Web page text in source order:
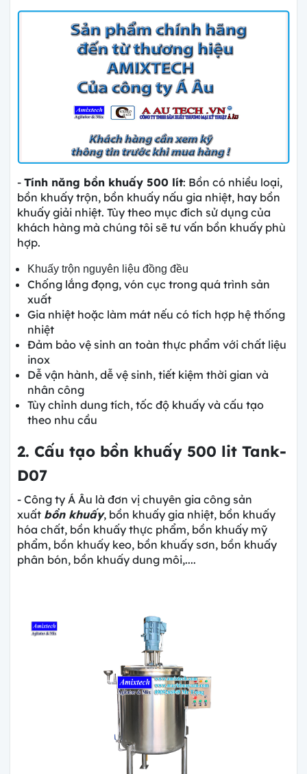
- Tính năng bồn khuấy 500 lít: Bồn có nhiều loại,
bồn khuấy trộn, bồn khuấy nấu gia nhiệt, hay bồn
khuấy giải nhiệt. Tùy theo mục đích sử dụng của
khách hàng mà chúng tôi sẽ tư vấn bồn khuấy phù
hợp.
Khuấy trộn nguyên liệu đồng đều
Chống lắng đọng, vón cục trong quá trình sản
xuất
Gia nhiệt hoặc làm mát nếu có tích hợp hệ thống
nhiệt
Đảm bảo vệ sinh an toàn thực phẩm với chất liệu
inox
Dễ vận hành, dễ vệ sinh, tiết kiệm thời gian và
nhân công
Tùy chỉnh dung tích, tốc độ khuấy và cấu tạo
theo nhu cầu
2. Cấu tạo bồn khuấy 500 lit Tank-
D07
- Công ty Á Âu là đơn vị chuyên gia công sản
xuất bồn khuấy, bồn khuấy gia nhiệt, bồn khuấy
hóa chất, bồn khuấy thực phẩm, bồn khuấy mỹ
phẩm, bồn khuấy keo, bồn khuấy sơn, bồn khuấy
phân bón, bồn khuấy dung môi,....